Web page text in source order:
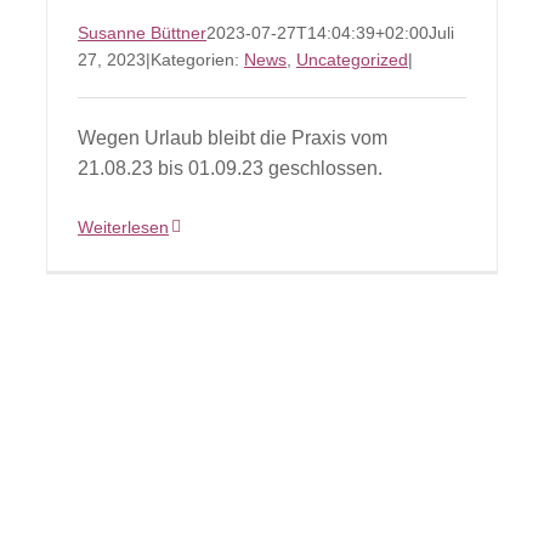
Susanne Büttner2023-07-27T14:04:39+02:00Juli
27, 2023|Kategorien: News Uncategorized|
Wegen Urlaub bleibt die Praxis vom
21.08.23 bis 01.09.23 geschlossen.
Weiterlesen